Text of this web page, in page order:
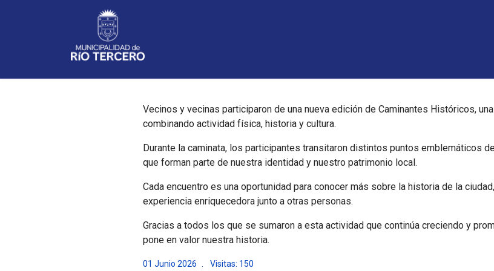
Vecinos y vecinas participaron de una nueva edición de Caminantes Históricos,
combinando actividad física, historia y cultura.
Durante la caminata, los participantes transitaron distintos puntos emblemáticos
que forman parte de nuestra identidad y nuestro patrimonio local.
Cada encuentro es una oportunidad para conocer más sobre la historia de la
experiencia enriquecedora junto a otras personas.
Gracias a todos los que se sumaron a esta actividad que continúa creciendo y
pone en valor nuestra historia.
01 Junio 2026 Visitas: 150